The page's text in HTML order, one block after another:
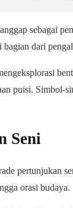
sebagai
dari
puisi. Simbol-
Seni
pertunjukan
orasi budaya.